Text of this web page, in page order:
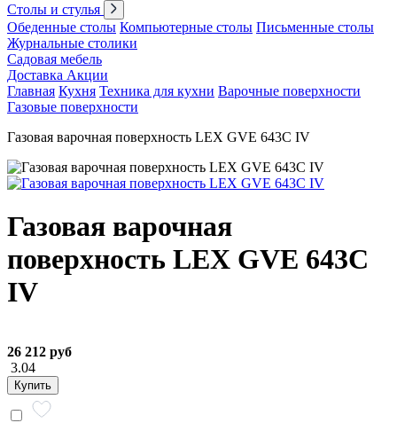
Столы и стулья
Обеденные столы Компьютерные столы Письменные столы
Журнальные столики
Садовая мебель
Доставка Акции
Главная Кухня Техника для кухни Варочные поверхности
Газовые поверхности
Газовая варочная поверхность LEX GVE 643C IV
Газовая варочная
поверхность LEX GVE 643C
IV
26 212 руб
3.04
Купить